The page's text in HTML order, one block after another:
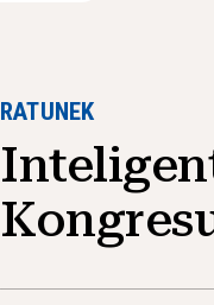
RATUNEK